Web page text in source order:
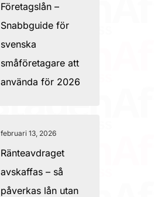
Företagslån –
Snabbguide för
svenska
småföretagare att
använda för 2026
februari 13, 2026
Ränteavdraget
avskaffas – så
påverkas lån utan